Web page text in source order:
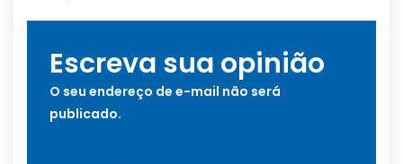
Escreva sua opinião
O seu endereço de e-mail não será
publicado.